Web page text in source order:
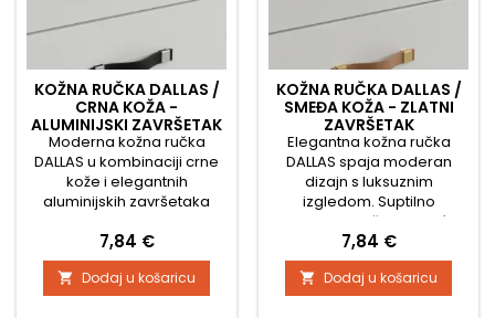
KOŽNA RUČKA DALLAS /
CRNA KOŽA -
ALUMINIJSKI ZAVRŠETAK
Moderna kožna ručka
DALLAS u kombinaciji crne
kože i elegantnih
aluminijskih završetaka
univerzalno. Zahvaljujući
blagom ergonomskom
zakrivljenju ugodno leži u
ruci te postaje praktičan i
Cijena
7,84 €
 Dodaj u košaricu
KOŽNA RUČKA DALLAS /
SMEĐA KOŽA - ZLATNI
ZAVRŠETAK
Elegantna kožna ručka
DALLAS spaja moderan
dizajn s luksuznim
izgledom. Suptilno
profilirana koža u smeđoj
nijansi, dopunjena zlatnim
metalnim završecima,
stvara bezvremenski detalj
prikladan za kuhinje,
Cijena
7,84 €
 Dodaj u košaricu